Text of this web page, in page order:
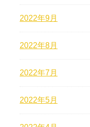
2022年9月
2022年8月
2022年7月
2022年5月